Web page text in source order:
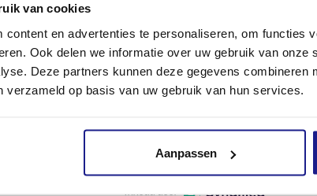
van cookies
content en advertenties te personaliseren, om functies
Ook delen we informatie over uw gebruik van onze
Deze partners kunnen deze gegevens combineren
verzameld op basis van uw gebruik van hun services.
Aanpassen
doorslijpschijf D-BA10 is bijzonder geschikt voor het
beton, zandsteen en baksteen.
doorslijpschijf D-BA10 met een diameter van
doorslijpers: